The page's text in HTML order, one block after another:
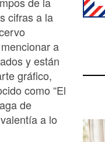
cifras a la
a
y están
gráfico,
como “El
de
a lo